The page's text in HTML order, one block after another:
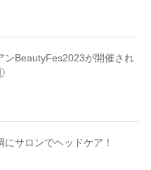
ンBeautyFes2023が開催され
にサロンでヘッドケア！